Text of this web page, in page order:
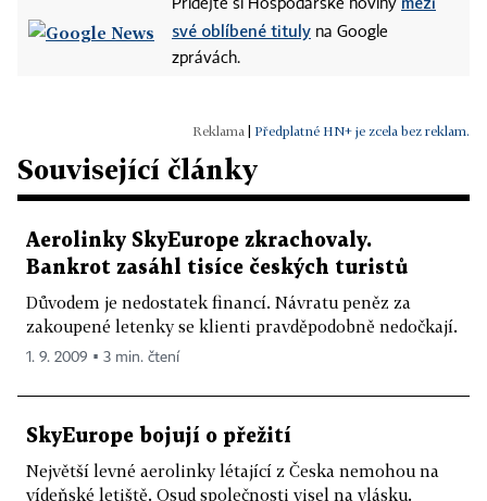
Přidejte si Hospodářské noviny
své oblíbené tituly na Google
zprávách.
Předplatné HN+ je zcela bez reklam.
Související články
Aerolinky SkyEurope zkrachovaly.
Bankrot zasáhl tisíce českých turistů
Důvodem je nedostatek financí. Návratu peněz za
zakoupené letenky se klienti pravděpodobně nedočkají.
1. 9. 2009 ▪ 3 min. čtení
SkyEurope bojují o přežití
Největší levné aerolinky létající z Česka nemohou na
vídeňské letiště. Osud společnosti visel na vlásku.